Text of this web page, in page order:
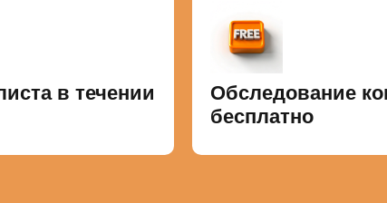
в течении
Обследование
бесплатно